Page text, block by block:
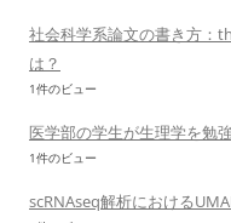
社会科学系論文の書き方
は？
1件のビュー
医学部の学生が生理学を勉
1件のビュー
scRNAseq解析における